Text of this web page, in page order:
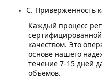
C. Приверженность
Каждый процесс
качеством. Это
основе нашего
течение 7-15 дней
объемов.